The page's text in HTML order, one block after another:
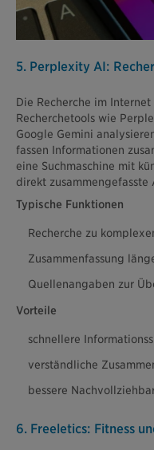
5. Perplexity AI:
Die Recherche im
Recherchetools wie
Google Gemini
fassen Informationen
eine Suchmaschine mit
direkt
Typische Funktionen
Recherche zu
Zusammenfassung
Quellenangaben zur
Vorteile
schnellere
verständliche
bessere
6. Freeletics: Fitness